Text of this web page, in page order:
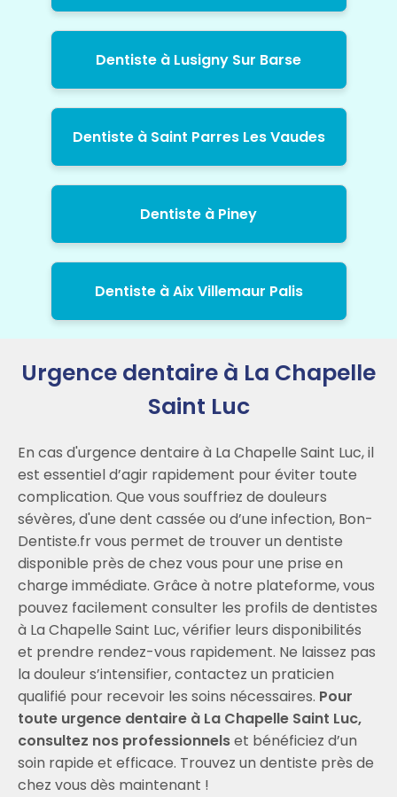
Dentiste à Lusigny Sur Barse
Dentiste à Saint Parres Les Vaudes
Dentiste à Piney
Dentiste à Aix Villemaur Palis
Urgence dentaire à La Chapelle
Saint Luc
En cas d'urgence dentaire à La Chapelle Saint Luc, il
est essentiel d’agir rapidement pour éviter toute
complication. Que vous souffriez de douleurs
sévères, d'une dent cassée ou d’une infection, Bon-
Dentiste.fr vous permet de trouver un dentiste
disponible près de chez vous pour une prise en
charge immédiate. Grâce à notre plateforme, vous
pouvez facilement consulter les profils de dentistes
à La Chapelle Saint Luc, vérifier leurs disponibilités
et prendre rendez-vous rapidement. Ne laissez pas
la douleur s’intensifier, contactez un praticien
qualifié pour recevoir les soins nécessaires. Pour
toute urgence dentaire à La Chapelle Saint Luc,
consultez nos professionnelset bénéficiez d’un
soin rapide et efficace. Trouvez un dentiste près de
chez vous dès maintenant !